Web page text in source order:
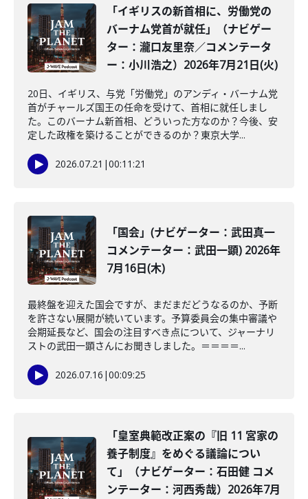
「イギリスの新首相に、労働党の
バーナム党首が就任」（ナビゲー
ター：瀧口友里奈／コメンテータ
ー：小川浩之）2026年7月21日(火)
20日、イギリス、与党「労働党」のアンディ・バーナム党
首がチャールズ国王の任命を受けて、首相に就任しまし
た。このバーナム新首相、どういった方なのか？今後、安
定した政権を築けることができるのか？東京大学...
2026.07.21 |00:11:21
「国会」(ナビゲーター：武田真一
コメンテーター：武田一顕) 2026年
7月16日(木)
最終盤を迎えた国会ですが、まだまだどうなるのか、予断
を許さない展開が続いています。予算委員会の集中審議や
会期延長など、国会の注目すべき点について、ジャーナリ
ストの武田一顕さんにお聞きしました。＝＝＝＝...
2026.07.16 |00:09:25
「皇室典範改正案の『旧 11 宮家の
養子制度』をめぐる議論につい
て」（ナビゲーター：石田健 コメ
ンテーター：河西秀哉）2026年7月